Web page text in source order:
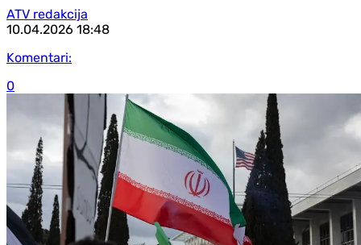
ATV redakcija
10.04.2026 18:48
Komentari:
0